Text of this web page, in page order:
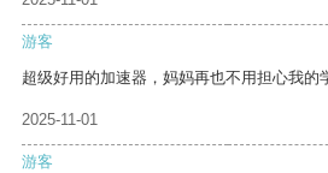
游客
超级好用的加速器，妈妈再也不用担心我的
2025-11-01
游客